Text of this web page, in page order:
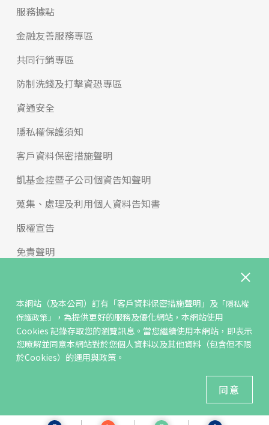
本網站（及本公司）訂有 「客戶資料保密措施聲明」 及「隱私權
保護政策」
，為提供更好的服務及優化網站，本網站使用
Cookies 記錄存取您的瀏覽訊息。當您繼續使用本網站，即表示
您暸解並同意本網站對於您個人資料以及其他資料（包含但不限
於Cookies）的運用與政策。
同意
服務據點
金融友善服務專區
共同行銷專區
防制洗錢及打擊資恐專區
資通安全
隱私權保護須知
客戶資料保密措施聲明
凱基金控暨子公司個資告知聲明
蒐集、處理及利用個人資料告知書
版權宣告
免責聲明
申訴與檢舉
反詐騙專區
年輕族群學習專區